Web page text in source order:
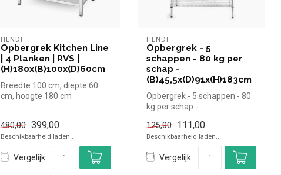
HENDI
Opbergrek Kitchen Line
| 4 Planken | RVS |
(H)180x(B)100x(D)60cm
Breedte 100 cm, diepte 60
cm, hoogte 180 cm
480,00 399,00
Beschikbaarheid laden..
Vergelijk
HENDI
Opbergrek - 5
schappen - 80 kg per
schap -
(B)45,5x(D)91x(H)183cm
Opbergrek - 5 schappen - 80
kg per schap -
|Hendi simpel ...
125,00 111,00
Beschikbaarheid laden..
Vergelijk